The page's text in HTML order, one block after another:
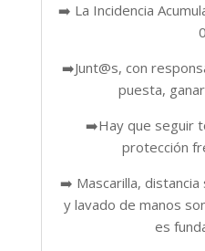
➡️ La Incidencia
➡️Junt@s, con
puesta,
➡️Hay que seguir
protección
➡️ Mascarilla, distancia
y lavado de manos
es